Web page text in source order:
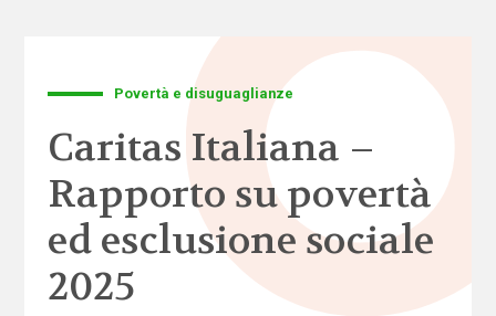
Povertà e disuguaglianze
Caritas Italiana –
Rapporto su povertà
ed esclusione sociale
2025